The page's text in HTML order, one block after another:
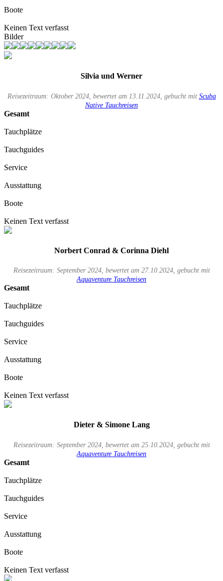
Boote
Keinen Text verfasst
Bilder
Silvia und Werner
Reisezeitraum: Oktober 2024, bewertet am 13.11.2024, gebucht mit Scuba
Native Tauchreisen
Gesamt
Tauchplätze
Tauchguides
Service
Ausstattung
Boote
Keinen Text verfasst
Norbert Conrad & Corinna Diehl
Reisezeitraum: September 2024, bewertet am 27.10.2024, gebucht mit
Aquaventure Tauchreisen
Gesamt
Tauchplätze
Tauchguides
Service
Ausstattung
Boote
Keinen Text verfasst
Dieter & Simone Lang
Reisezeitraum: September 2024, bewertet am 25.10.2024, gebucht mit
Aquaventure Tauchreisen
Gesamt
Tauchplätze
Tauchguides
Service
Ausstattung
Boote
Keinen Text verfasst